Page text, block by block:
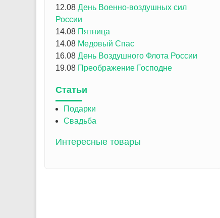
12.08 День Военно-воздушных сил
России
14.08 Пятница
14.08 Медовый Спас
16.08 День Воздушного Флота России
19.08 Преображение Господне
Статьи
Подарки
Свадьба
Интересные товары